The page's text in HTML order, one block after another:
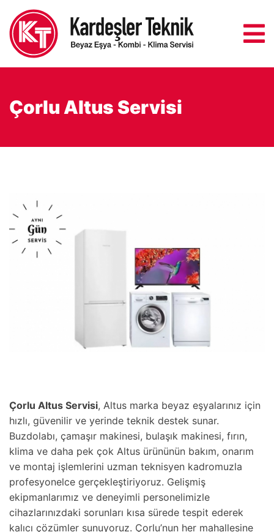
Çorlu Altus Servisi
Çorlu Altus Servisi, Altus marka beyaz eşyalarınız için
hızlı, güvenilir ve yerinde teknik destek sunar.
Buzdolabı, çamaşır makinesi, bulaşık makinesi, fırın,
klima ve daha pek çok Altus ürününün bakım, onarım
ve montaj işlemlerini uzman teknisyen kadromuzla
profesyonelce gerçekleştiriyoruz. Gelişmiş
ekipmanlarımız ve deneyimli personelimizle
cihazlarınızdaki sorunları kısa sürede tespit ederek
kalıcı çözümler sunuyoruz. Çorlu’nun her mahallesine